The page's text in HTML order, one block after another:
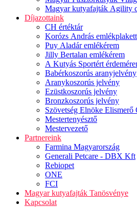
Magyar kutyafajták Agility
Díjazottaink
CH értéktár
Korózs András emlékplakett
Puy Aladár emlékérem
Jilly Bertalan emlékérem
A Kutyás Sportért
Babérkoszorús aranyjelvény
Aranykoszorús jelvény
Ezüstkoszorús jelvény
Bronzkoszorús jelvény
Szövetség Elnöke Elismerő
Mestertenyésztő
Mestervezető
Partnereink
Farmina Magyarország
Generali Petcare - DBX Kft
Rebiopet
ONE
FCI
Magyar kutyafajták Tanösvénye
Kapcsolat